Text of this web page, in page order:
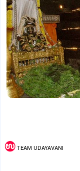
TEAM UDAYAVANI